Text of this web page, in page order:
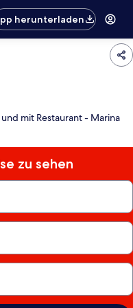
herunterladen
mit Restaurant - Marina
zu sehen